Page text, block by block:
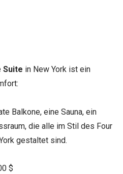
Suite in New York ist ein
Balkone, eine Sauna, ein
die alle im Stil des Four
gestaltet sind.
$